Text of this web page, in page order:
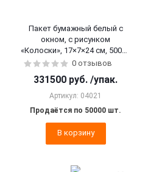
Пакет бумажный белый с
окном, с рисунком
«Колоски», 17×7×24 см, 50000
шт.
0 отзывов
331500 руб. /упак.
Артикул: 04021
Продаётся по 50000 шт.
В корзину